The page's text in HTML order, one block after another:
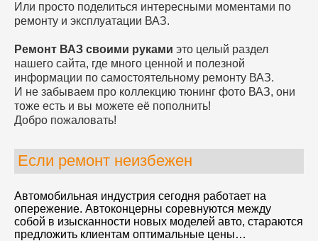
Или просто поделиться интересными моментами по
ремонту и эксплуатации ВАЗ.
Ремонт ВАЗ своими руками это целый раздел
нашего сайта, где много ценной и полезной
информации по самостоятельному ремонту ВАЗ.
И не забываем про коллекцию тюнинг фото ВАЗ, они
тоже есть и вы можете её пополнить!
Добро пожаловать!
Если ремонт неизбежен
Автомобильная индустрия сегодня работает на
опережение. Автоконцерны соревнуются между
собой в изысканности новых моделей авто, стараются
предложить клиентам оптимальные цены…